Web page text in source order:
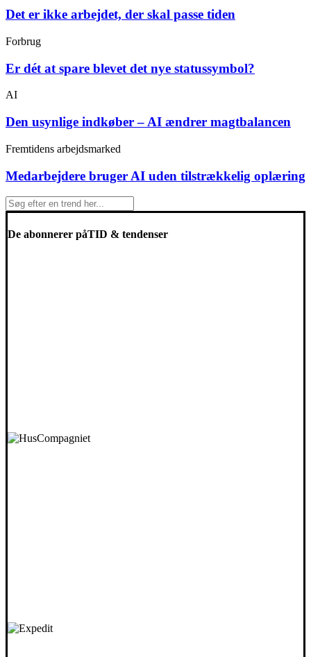
Det er ikke arbejdet, der skal passe tiden
Forbrug
Er dét at spare blevet det nye statussymbol?
AI
Den usynlige indkøber – AI ændrer magtbalancen
Fremtidens arbejdsmarked
Medarbejdere bruger AI uden tilstrækkelig oplæring
De abonnerer påTID & tendenser